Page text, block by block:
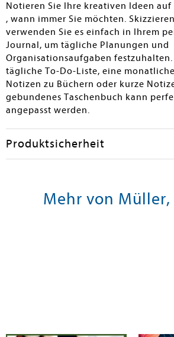
Notieren Sie Ihre kreativen Ideen auf
, wann immer Sie möchten.
verwenden Sie es einfach in Ihrem
Journal, um tägliche Planungen und
Organisationsaufgaben festzuhalten.
tägliche To-Do-Liste, eine
Notizen zu Büchern oder kurze
gebundenes Taschenbuch kann
angepasst werden.
Produktsicherheit
Mehr von Müller,